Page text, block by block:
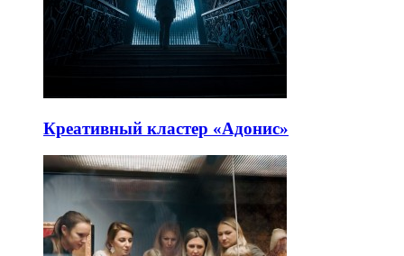
Креативный кластер «Адонис»